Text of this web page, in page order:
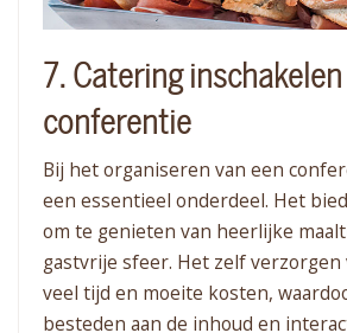
7. Catering
conferentie
Bij het organiseren van een
een essentieel onderdeel. Het
om te genieten van heerlijke
gastvrije sfeer. Het zelf
veel tijd en moeite kosten,
besteden aan de inhoud en